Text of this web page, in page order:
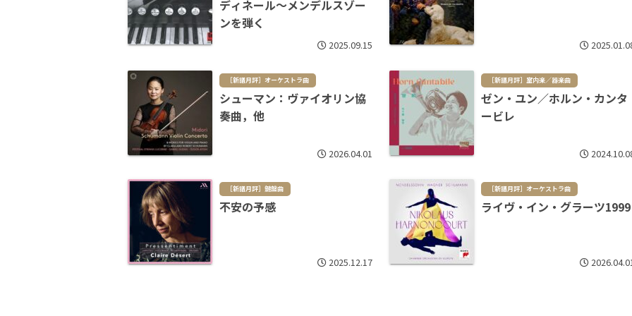
ディネール～メンデルスゾー
ンを弾く
2025.09.15
［新譜月評］オーケストラ曲
シューマン：ヴァイオリン協
奏曲，他
2026.04.01
［新譜月評］室内楽／器楽曲
ゼン・ユン／ホルン・カンタ
ービレ
［新譜月評］鍵盤曲
不安の予感
2025.12.17
［新譜月評］オーケストラ曲
ライヴ・イン・グラーツ1999